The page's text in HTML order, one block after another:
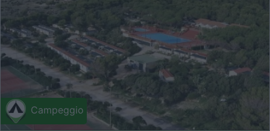
Campeggio